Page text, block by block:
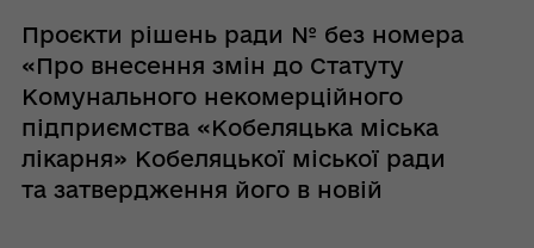
Проєкти рішень ради № без номера
«Про внесення змін до Статуту
Комунального некомерційного
підприємства «Кобеляцька міська
лікарня» Кобеляцької міської ради
та затвердження його в новій